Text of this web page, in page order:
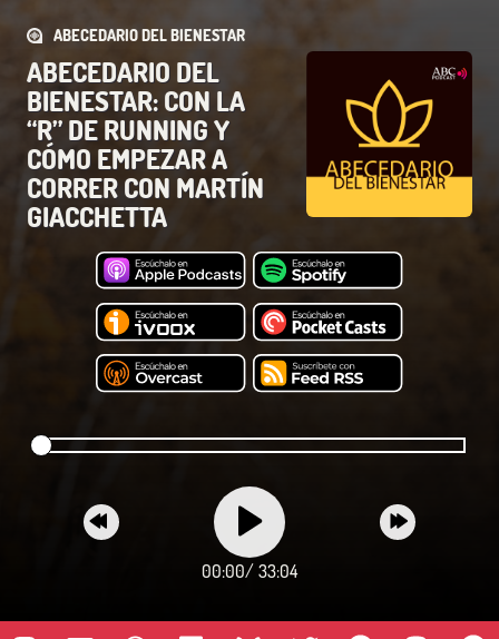
ABECEDARIO DEL BIENESTAR
ABECEDARIO DEL
BIENESTAR: CON LA
“R” DE RUNNING Y
CÓMO EMPEZAR A
CORRER CON MARTÍN
GIACCHETTA
00:00/ 33:04